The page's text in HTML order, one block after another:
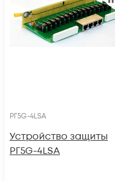
РГ5G-4LSA
Устройство защиты
РГ5G-4LSA